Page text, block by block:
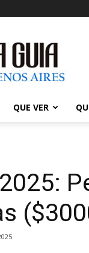
Guía
de
Buenos
QUE VER